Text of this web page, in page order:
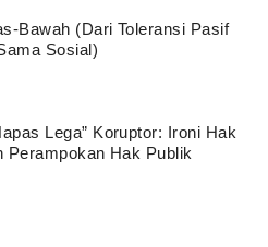
Bawah (Dari Toleransi Pasif
Sosial)
Lega” Koruptor: Ironi Hak
Perampokan Hak Publik